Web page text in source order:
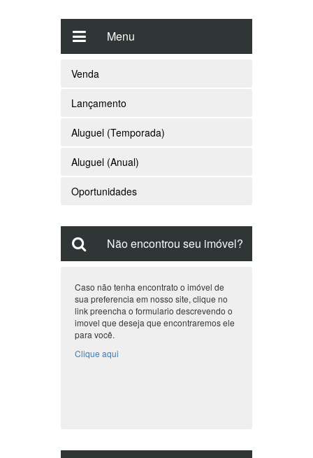
Menu
Não encontrou seu imóvel?
Caso não tenha encontrato o imóvel de
sua preferencia em nosso site, clique no
link preencha o formulario descrevendo o
imovel que deseja que encontraremos ele
para você.